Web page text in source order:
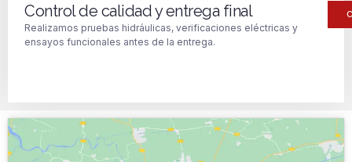
Control de calidad y entrega final
Realizamos pruebas hidráulicas, verificaciones eléctricas y
ensayos funcionales antes de la entrega.